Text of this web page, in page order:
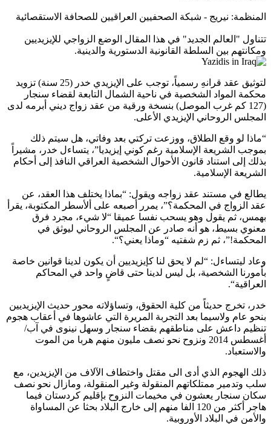
المنظمة: نيريج - شبكة الصحفيين العراقيين للصحافة الاستقصائية
تتناول "العالم الجديد" في هذا المقال الوضع الزواجي للإيزيديين
ومكانتهم بين السلطة القانونية الدستورية والدينية.
لتوثيق عقد قرانهِ رسمياً، توجب على الإيزيدي خدر (25 سنة) تزويد
محكمة المواد الشخصية في ناحية الشمال التابعة لقضاء سنجار
(127 كم غرب الموصل) بنسخة ورقية من عقد زواج ديني أبرمه لدى
المجلس الروحاني الإيزيدي الأعلى.
“ماذا لو وقع الطلاق، ووزعت تركتي بعد وفاتي، هل سيتم ذلك
بموجب الشريعة الإسلامية رغم كوني إيزيديا”، يتساءل خدر، مشيراً
بذلك إلى استناد قانون الأحوال الشخصية العراقي النافذ إلى أحكام
الشريعة الإسلامية.
يطالع في مستند عقد زواجه ويقول: “بماذا يختلف هذا العقد، عن
عقد الزواج في المحكمة؟”، يمرر أصبعه على ألأسطر المكتوبة، يقرأ
بهمس، ثم يقول وهو يسحب نفسا عميقا “لا شيء، مجرد فرق
معنوي بسيط، هو أنه صادر عن المجلس الروحاني ليوثق في
المحكمة!”، ثم زم شفتيه “وماذا يعني؟“.
وعاد ليتساءل: “لم لا يحق لنا كإيزيديين أن يكون لدينا قوانين خاصة
بأمورنا الشخصية، بل ليس لدينا حتى قاضٍ واحد في المحاكم
العراقية“.
خدر، تخرج حديثاً من كلية الحقوق، وتساؤلاته محور حديث الإيزيديين
بنحو عام ولاسيما بعد التجربة المريرة التي عاشوها في أعقاب هجوم
تنظيم داعش على مناطقهم بقضاء سنجار وسهل نينوى في آب/
أغسطس 2014 ونزوح نحو نصف مليون منهم هربا من الموت
والاستعباد.
ذلك الهجوم الذي أدى الى مقتل واختطاف الآلاف من الإيزيدين، مع
سلب وتدمير ممتلكاتهم المنقولة وغير المنقولة، ومازال نحو نصف
سكان سنجار يعشون في مخيمات النزوح بإقليم كردستان فيما
هاجر أكثر من 120 الفا منهم إلى خارج البلاد بحثا عن المساواة
والأمن في البلاد الأوروبية.